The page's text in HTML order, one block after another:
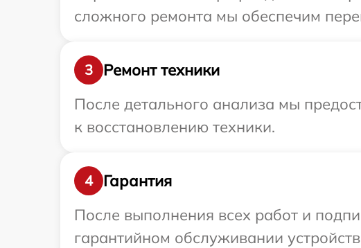
сложного ремонта мы обеспечим
3
Ремонт техники
После детального анализа мы
к восстановлению техники.
4
Гарантия
После выполнения всех работ и
гарантийном обслуживании